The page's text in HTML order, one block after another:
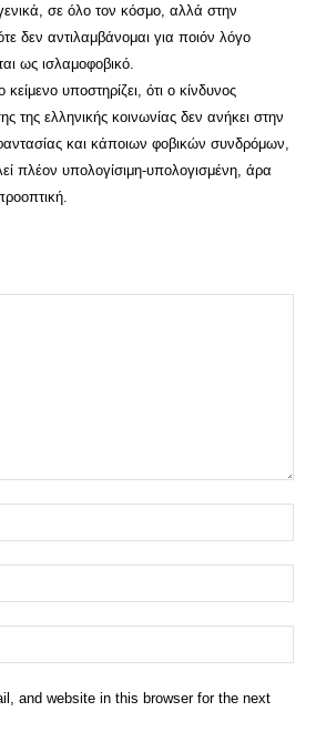
σε όλο τον κόσμο, αλλά στην
δεν αντιλαμβάνομαι για ποιόν λόγο
ως ισλαμοφοβικό.
κείμενο υποστηρίζει, ότι ο κίνδυνος
της ελληνικής κοινωνίας δεν ανήκει στην
και κάποιων φοβικών συνδρόμων,
πλέον υπολογίσιμη-υπολογισμένη, άρα
and website in this browser for the next